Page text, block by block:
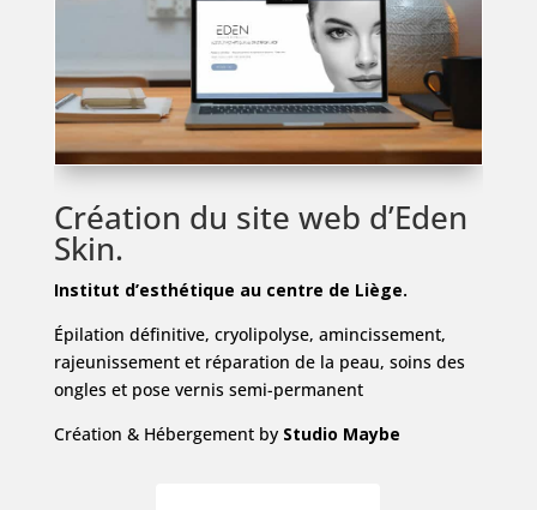
Création du site web d’Eden
Skin.
Institut d’esthétique au centre de Liège.
Épilation définitive, cryolipolyse, amincissement,
rajeunissement et réparation de la peau, soins des
ongles et pose vernis semi-permanent
Création & Hébergement by Studio Maybe